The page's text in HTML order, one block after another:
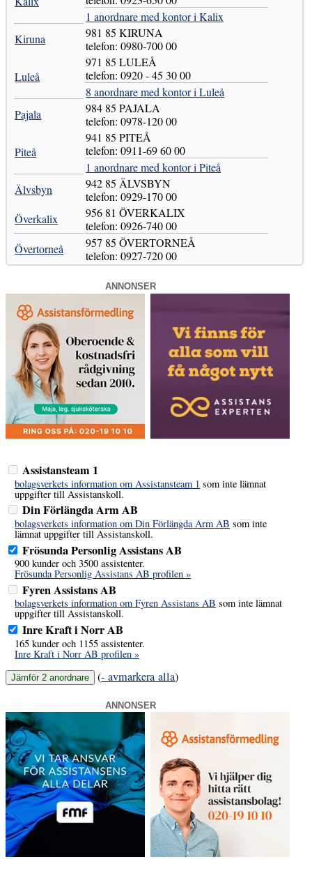
1 anordnare med kontor i Kalix
Kiruna
981 85 KIRUNA
telefon: 0980-700 00
Luleå
971 85 LULEÅ
telefon: 0920 - 45 30 00
8 anordnare med kontor i Luleå
Pajala
984 85 PAJALA
telefon: 0978-120 00
Piteå
941 85 PITEÅ
telefon: 0911-69 60 00
1 anordnare med kontor i Piteå
Älvsbyn
942 85 ÄLVSBYN
telefon: 0929-170 00
Överkalix
956 81 ÖVERKALIX
telefon: 0926-740 00
Övertorneå
957 85 ÖVERTORNEÅ
telefon: 0927-720 00
ANNONSER
Assistansteam 1
bolagsverkets information om Assistansteam 1 som inte lämnat
uppgifter till Assistanskoll.
Din Förlängda Arm AB
bolagsverkets information om Din Förlängda Arm AB som inte
lämnat uppgifter till Assistanskoll.
Frösunda Personlig Assistans AB
900 kunder och 3500 assistenter.
Frösunda Personlig Assistans AB profilen »
Fyren Assistans AB
bolagsverkets information om Fyren Assistans AB som inte lämnat
uppgifter till Assistanskoll.
Inre Kraft i Norr AB
165 kunder och 1155 assistenter.
Inre Kraft i Norr AB profilen »
(- avmarkera alla)
ANNONSER